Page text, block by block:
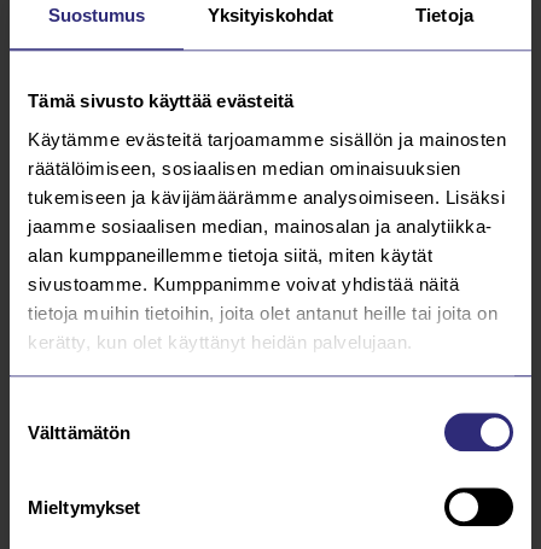
Suostumus Yksityiskohdat Tietoja
Tämä sivusto käyttää evästeitä
Käytämme evästeitä tarjoamamme sisällön ja mainosten
räätälöimiseen, sosiaalisen median ominaisuuksien
tukemiseen ja kävijämäärämme analysoimiseen. Lisäksi
jaamme sosiaalisen median, mainosalan ja analytiikka-
alan kumppaneillemme tietoja siitä, miten käytät
sivustoamme. Kumppanimme voivat yhdistää näitä
tietoja muihin tietoihin, joita olet antanut heille tai joita on
kerätty, kun olet käyttänyt heidän palvelujaan.
valinta
Välttämätön
Mieltymykset
AJANKOHTAISTA
Kutsu Saarijärven Vesihuollon
yhtiökokoukseen 2026
Lue lisää
31.3.2025
SAARIJÄRVEN VESIHUOLTO OY:N
Lue lisää
19.12.2024